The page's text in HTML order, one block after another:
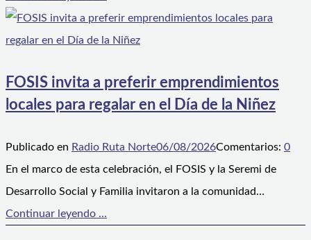
FOSIS invita a preferir emprendimientos
locales para regalar en el Día de la Niñez
Publicado en Radio Ruta Norte06/08/2026Comentarios: 0
En el marco de esta celebración, el FOSIS y la Seremi de
Desarrollo Social y Familia invitaron a la comunidad…
Continuar leyendo ...